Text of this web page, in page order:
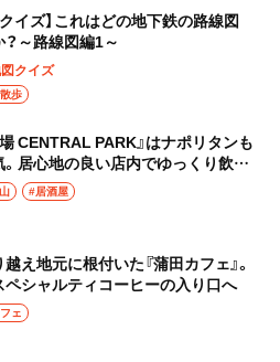
イズ】これはどの地下鉄の路線図
～路線図編1～
クイズ
歩
CENTRAL PARK』はナポリタンも
居心地の良い店内でゆっくり飲み
#居酒屋
え地元に根付いた『蒲田カフェ』。
ペシャルティコーヒーの入り口へ
ェ